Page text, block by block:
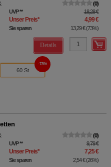
0
UVP** 18,28 €
Unser Preis* 4,99 €
Sie sparen 13,29 €(73%)
Details
60 St
73%
0
UVP** 9,79 €
Unser Preis* 7,25 €
Sie sparen 2,54 €(26%)